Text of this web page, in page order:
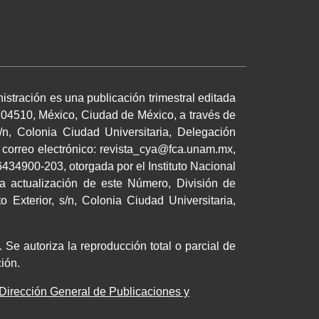
es una publicación trimestral editada
México, Ciudad de México, a través de
Colonia Ciudad Universitaria, Delegación
electrónico: revista_cya@fca.unam.mx,
203, otorgada por el Instituto Nacional
actualización de este Número, División de
Exterior, s/n, Colonia Ciudad Universitaria,
autoriza la reproducción total o parcial de
General de Publicaciones y